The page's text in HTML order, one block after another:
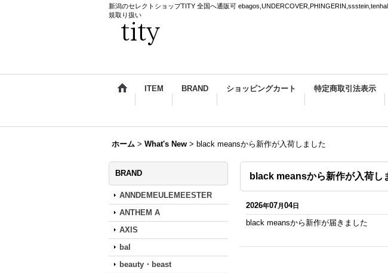
新潟のセレクトショップTITY 全国へ通販可
規取り扱い
ITEM BRAND ショッピングカート 特定商取引法表示
ホーム > What's New > black meansから新作が入荷しました
BRAND
ANNDEMEULEMEESTER
ANTHEM A
AXIS
bal
beauty・beast
black meansから新作が入荷し
2026年07月04日
black meansから新作が届きました